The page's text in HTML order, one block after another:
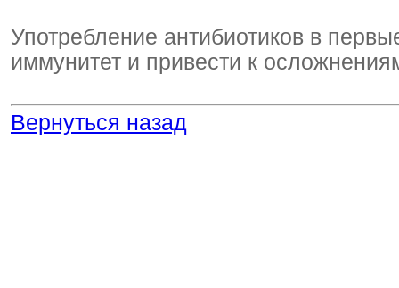
Употребление антибиотиков в
иммунитет и привести к
Вернуться назад